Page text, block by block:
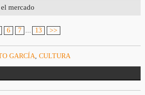
mercado
6 7 ... 13 >>
GARCÍA, CULTURA